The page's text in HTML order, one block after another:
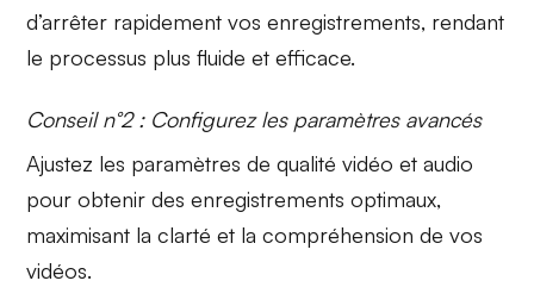
d’arrêter rapidement vos enregistrements, rendant
le processus plus fluide et efficace.
Conseil n°2 : Configurez les paramètres avancés
Ajustez les paramètres de qualité vidéo et audio
pour obtenir des enregistrements optimaux,
maximisant la clarté et la compréhension de vos
vidéos.